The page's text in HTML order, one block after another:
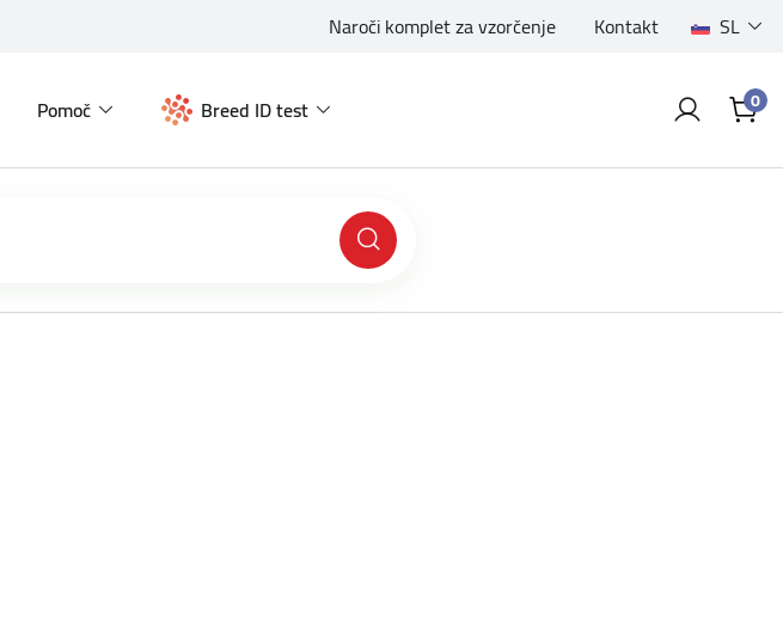
Naroči komplet za vzorčenje Kontakt SL
Pomoč Breed ID test 0